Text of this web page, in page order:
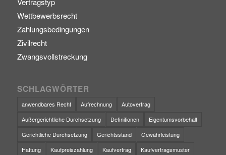
Wettbewerbsrecht
Zahlungsbedingungen
Zivilrecht
Zwangsvollstreckung
SCHLAGWÖRTER
anwendbares Recht Aufrechnung
Autovertrag
Außergerichtliche Durchsetzung
Definitionen
Eigentumsvorbehalt
Gerichtliche Durchsetzung
Gerichtsstand
Gewährleistung
Haftung
Kaufpreiszahlung Kaufvertrag Kaufvertragsmuster